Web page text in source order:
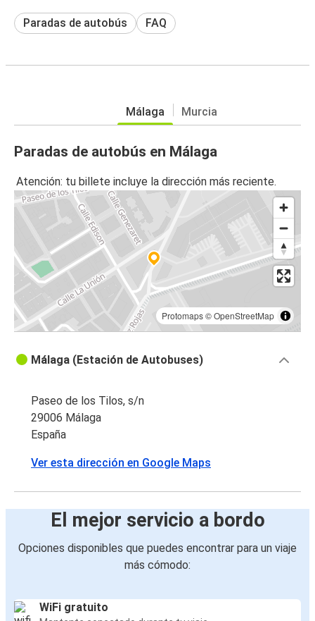
Paradas de autobús FAQ
Málaga Murcia
Paradas de autobús en Málaga
Atención: tu billete incluye la dirección más reciente.
Protomaps©OpenStreetMap
Málaga (Estación de Autobuses)
Paseo de los Tilos, s/n
29006 Málaga
España
Ver esta dirección en Google Maps
El mejor servicio a bordo
Opciones disponibles que puedes encontrar para un viaje
más cómodo:
WiFi gratuito